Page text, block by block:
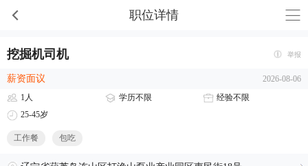
职位详情
挖掘机司机 举报
薪资面议
2026-08-06
1人
学历不限
经验不限
25-45岁
工作餐 包吃